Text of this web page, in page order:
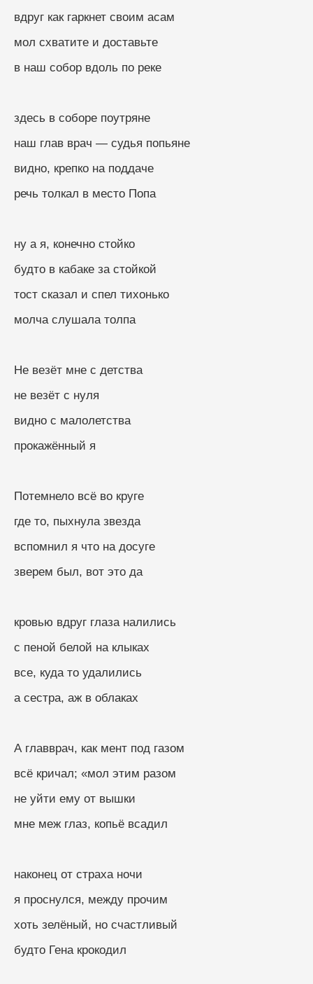
вдруг как гаркнет своим асам
мол схватите и доставьте
в наш собор вдоль по реке
здесь в соборе поутряне
наш глав врач — судья попьяне
видно, крепко на поддаче
речь толкал в место Попа
ну а я, конечно стойко
будто в кабаке за стойкой
тост сказал и спел тихонько
молча слушала толпа
Не везёт мне с детства
не везёт с нуля
видно с малолетства
прокажённый я
Потемнело всё во круге
где то, пыхнула звезда
вспомнил я что на досуге
зверем был, вот это да
кровью вдруг глаза налились
с пеной белой на клыках
все, куда то удалились
а сестра, аж в облаках
А главврач, как мент под газом
всё кричал; «мол этим разом
не уйти ему от вышки
мне меж глаз, копьё всадил
наконец от страха ночи
я проснулся, между прочим
хоть зелёный, но счастливый
будто Гена крокодил